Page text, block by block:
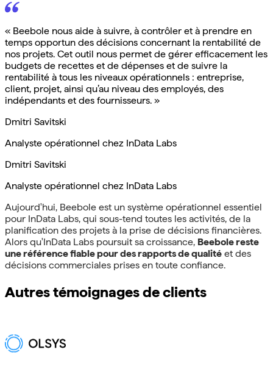
« Beebole nous aide à suivre, à contrôler et à prendre en
temps opportun des décisions concernant la rentabilité de
nos projets. Cet outil nous permet de gérer efficacement les
budgets de recettes et de dépenses et de suivre la
rentabilité à tous les niveaux opérationnels : entreprise,
client, projet, ainsi qu’au niveau des employés, des
indépendants et des fournisseurs. »
Dmitri Savitski
Analyste opérationnel chez InData Labs
Dmitri Savitski
Analyste opérationnel chez InData Labs
Aujourd'hui, Beebole est un système opérationnel essentiel
pour InData Labs, qui sous-tend toutes les activités, de la
planification des projets à la prise de décisions financières.
Alors qu'InData Labs poursuit sa croissance, Beebole reste
une référence fiable pour des rapports de qualité et des
décisions commerciales prises en toute confiance.
Autres témoignages de clients